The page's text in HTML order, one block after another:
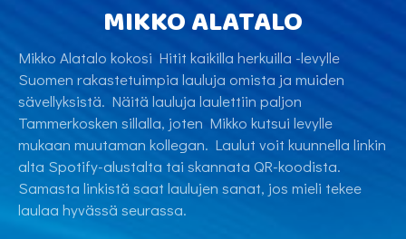
MIKKO ALATALO
Mikko Alatalo kokosi Hitit kaikilla herkuilla -levylle
Suomen rakastetuimpia lauluja omista ja muiden
sävellyksistä. Näitä lauluja laulettiin paljon
Tammerkosken sillalla, joten Mikko kutsui levylle
mukaan muutaman kollegan. Laulut voit kuunnella linkin
alta Spotify-alustalta tai skannata QR-koodista.
Samasta linkistä saat laulujen sanat, jos mieli tekee
laulaa hyvässä seurassa.